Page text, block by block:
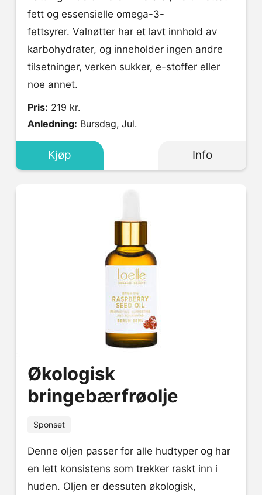
fett og essensielle omega-3-
fettsyrer. Valnøtter har et lavt innhold av
karbohydrater, og inneholder ingen andre
tilsetninger, verken sukker, e-stoffer eller
noe annet.
Pris: 219 kr.
Anledning: Bursdag, Jul.
Info
Kjøp
Økologisk
bringebærfrøolje
Sponset
Denne oljen passer for alle hudtyper og har
en lett konsistens som trekker raskt inn i
huden. Oljen er dessuten økologisk,